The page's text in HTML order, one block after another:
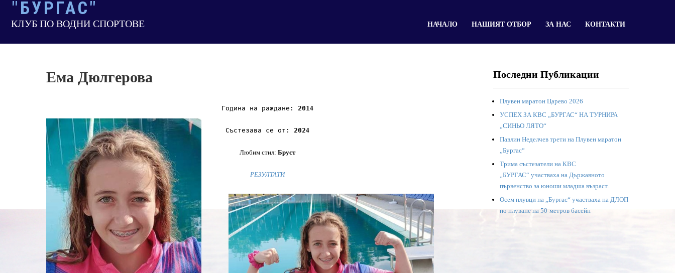
content
"БУРГАС"
КЛУБ ПО ВОДНИ СПОРТОВЕ НАЧАЛО НАШИЯТ ОТБОР ЗА НАС КОНТАКТИ
Ема Дюлгерова
Година на раждане: 2014
Състезава се от: 2024
Любим стил: Бруст
РЕЗУЛТАТИ
Последни Публикации
Плувен маратон Царево 2026
УСПЕХ ЗА КВС „БУРГАС“ НА ТУРНИРА
„СИНЬО ЛЯТО“
Павлин Неделчев трети на Плувен маратон
„Бургас“
Трима състезатели на КВС
„БУРГАС“ участваха на Държавното
първенство за юноши младша възраст.
Осем плувци на „Бургас“ участваха на ДЛОП
по плуване на 50-метров басейн